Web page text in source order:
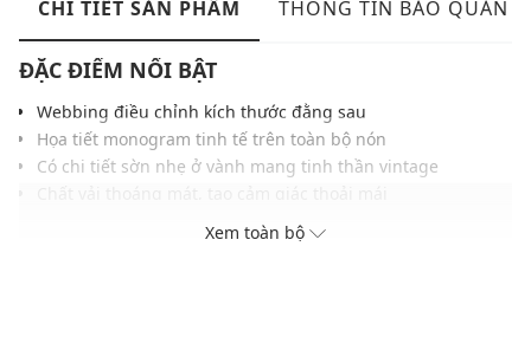
CHI TIẾT SẢN PHẨM THÔNG TIN BẢO QUẢN
ĐẶC ĐIỂM NỔI BẬT
Webbing điều chỉnh kích thước đằng sau
Họa tiết monogram tinh tế trên toàn bộ nón
Có chi tiết sờn nhẹ ở vành mang tinh thần vintage
Kiểu dáng basic, dễ phối với nhiều outfit thường ngày
Xem toàn bộ